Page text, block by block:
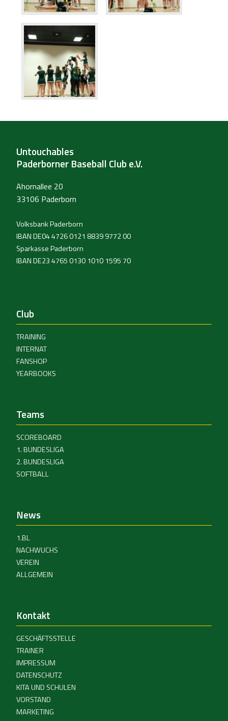
Untouchables
Paderborner Baseball Club e.V.
Ahornallee 20
33106 Paderborn
Volksbank Paderborn
IBAN DE04 4726 0121 8839 9772 00
Sparkasse Paderborn
IBAN DE23 4765 0130 1010 1595 70
Club
TRAINING
INTERNAT
FANSHOP
YEARBOOKS
Teams
SCOREBOARD
1. BUNDESLIGA
2. BUNDESLIGA
SOFTBALL
News
1.BL
NACHWUCHS
VEREIN
ALLGEMEIN
Kontakt
GESCHÄFTSSTELLE
TRAINER
IMPRESSUM
DATENSCHUTZ
KITA UND SCHULEN
VORSTAND
MARKETING